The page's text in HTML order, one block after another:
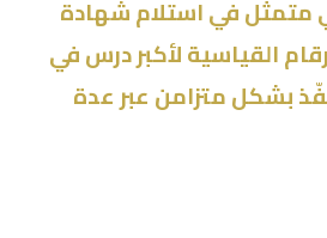
متمثل في استلام شهادة
القياسية لأكبر درس في
بشكل متزامن عبر عدة